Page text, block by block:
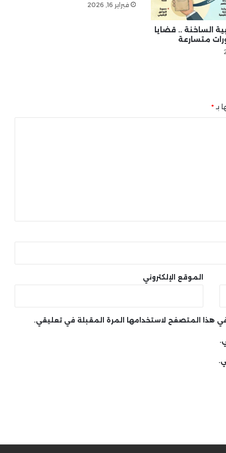
الساخنة .. قضايا
متسارعة
فبراير 16, 2026
بـ *
الموقع الإلكتروني
في هذا المتصفح لاستخدامها المرة المقبلة في تعليقي.